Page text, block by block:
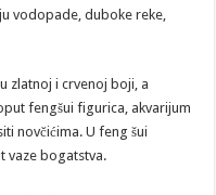
vodopade, duboke reke,
zlatnoj i crvenoj boji, a
fengšui figurica, akvarijum
novčićima. U feng šui
vaze bogatstva.